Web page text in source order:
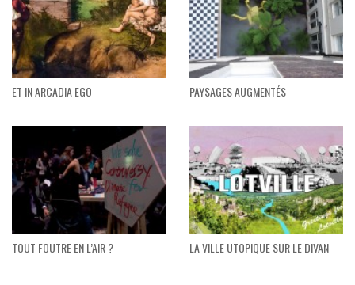
ET IN ARCADIA EGO PAYSAGES AUGMENTÉS
TOUT FOUTRE EN L’AIR ? LA VILLE UTOPIQUE SUR LE DIVAN